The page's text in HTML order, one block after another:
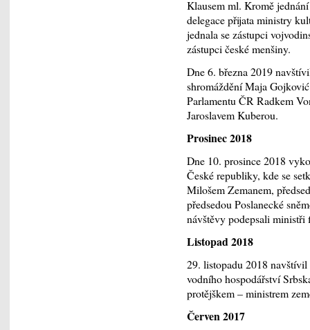
Klausem ml. Kromě
delegace přijata ministry
jednala se zástupci
zástupci české menšiny.
Dne 6. března 2019
shromáždění Maja
Parlamentu ČR Radkem
Jaroslavem Kuberou.
Prosinec 2018
Dne 10. prosince 2018
České republiky, kde se
Milošem Zemanem,
předsedou Poslanecké
návštěvy podepsali
Listopad 2018
29. listopadu 2018
vodního hospodářství
protějškem – ministrem
Červen 2017